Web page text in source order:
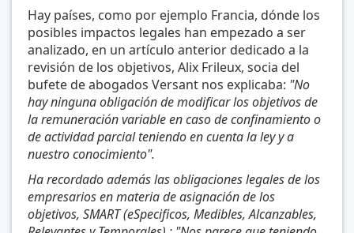
Hay países, como por ejemplo Francia, dónde los
posibles impactos legales han empezado a ser
analizado, en un artículo anterior dedicado a la
revisión de los objetivos, Alix Frileux, socia del
bufete de abogados Versant nos explicaba: "No
hay ninguna obligación de modificar los objetivos de
la remuneración variable en caso de confinamiento o
de actividad parcial teniendo en cuenta la ley y a
nuestro conocimiento".
Ha recordado además las obligaciones legales de los
empresarios en materia de asignación de los
objetivos, SMART (eSpecificos, Medibles, Alcanzables,